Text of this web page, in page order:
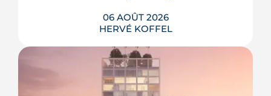
06 AOÛT 2026
HERVÉ KOFFEL